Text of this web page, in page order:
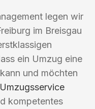
legen wir
im Breisgau
ein Umzug eine
und möchten
Umzugsservice
kompetentes